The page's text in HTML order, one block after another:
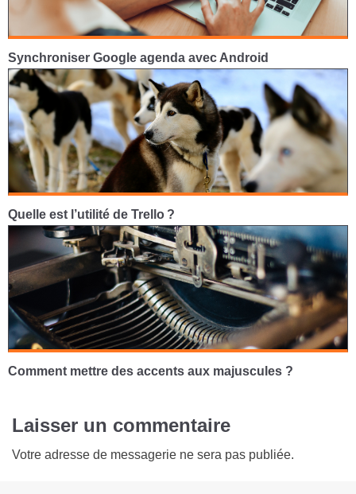
Synchroniser Google agenda avec Android
Quelle est l’utilité de Trello ?
Comment mettre des accents aux majuscules ?
Laisser un commentaire
Votre adresse de messagerie ne sera pas publiée.